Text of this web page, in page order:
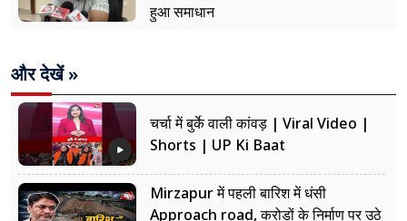
हुआ समाधान
और देखें »
चर्चा में बुर्के वाली कांवड़ | Viral Video |
Shorts | UP Ki Baat
Mirzapur में पहली बारिश में धंसी
Approach road, करोड़ों के निर्माण पर उठे